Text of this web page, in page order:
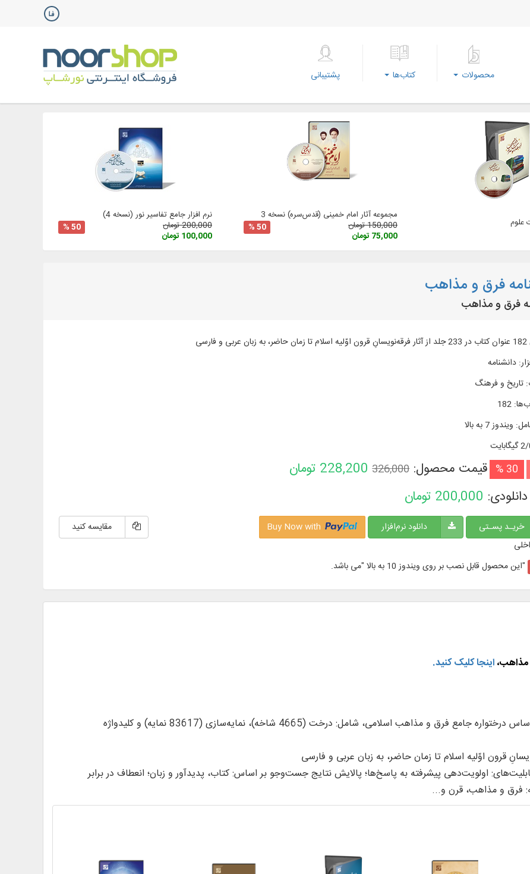
محصولات کتاب‌ها پشتیبانی
علوم
مجموعه آثار امام خمینی (‌قدس‌سره) نسخه 3
150,000 تومان
50 %
75,000 تومان
نرم افزار جامع تفاسیر نور (نسخه 4)
200,000 تومان
50 %
100,000 تومان
فرق و مذاهب
فرق و مذاهب
: دانشنامه
: تاریخ و فرهنگ
:
182
: ویندوز 7 به بالا
30 % قیمت محصول:326,000
228,200 تومان
200,000 تومان
خریـد پسـتی دانلود نرم‌افزار مقایسه کنید
"این محصول قابل نصب بر روی ویندوز 10 به بالا "می باشد.
اینجا کلیک کنید.
* تحلیل و دسته‌بندی محتوای 70 عنوان کتاب بر اساس درختواره جامع فرق و مذاهب اسلامی، شامل:‌ درخت‌‌ (4665 شاخه)، نمایه‌سازی (83617 نمایه) و کلیدواژه
اولویت‌دهی پیشرفته به پاسخ‌ها؛ پالایش نتایج جست‌وجو بر اساس: کتاب، پدیدآور و زبان؛ انعطاف در برابر
فرق و مذاهب، قرن و...